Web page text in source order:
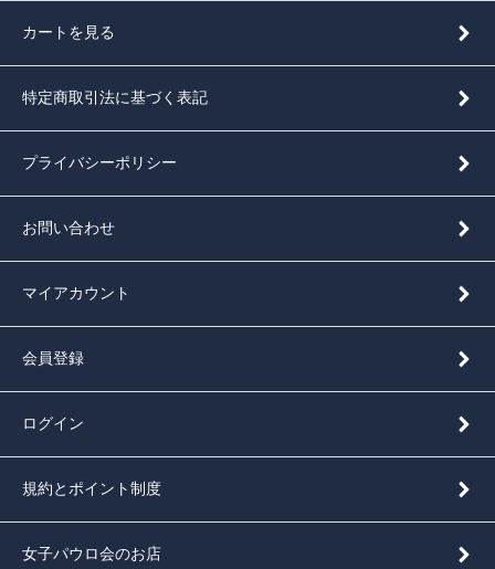
カートを見る
特定商取引法に基づく表記
プライバシーポリシー
お問い合わせ
マイアカウント
会員登録
ログイン
規約とポイント制度
女子パウロ会のお店